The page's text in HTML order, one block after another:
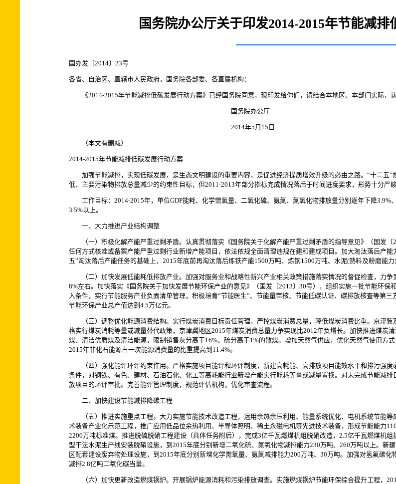
国务院办公厅关于印发2014-2015年节能减
国办发〔2014〕23号
各省、自治区、直辖市人民政府，国务院各部委、各直属机构：
《2014-2015年节能减排低碳发展行动方案》已经国务院同意，现印发给你们，请结合本地区、本部门实际，认
国务院办公厅
2014年5月15日
（本文有删减）
2014-2015年节能减排低碳发展行动方案
加强节能减排，实现低碳发展，是生态文明建设的重要内容，是促进经济提质增效升级的必由之路。“十二五”
低、主要污染物排放总量减少的约束性目标，但2011-2013年部分指标完成情况落后于时间进度要求，形势十分严
工作目标：2014-2015年，单位GDP能耗、化学需氧量、二氧化硫、氨氮、氮氧化物排放量分别逐年下降3.9%
3.5%以上。
一、大力推进产业结构调整
（一）积极化解产能严重过剩矛盾。认真贯彻落实《国务院关于化解产能严重过剩矛盾的指导意见》（国发〔
任何方式核准或备案产能严重过剩行业新增产能项目，依法依规全面清理违规在建和建成项目。加大淘汰落后产
五”淘汰落后产能任务的基础上，2015年底前再淘汰落后炼铁产能1500万吨、炼钢1500万吨、水泥(熟料及粉磨能力
（二）加快发展低能耗低排放产业。加强对服务业和战略性新兴产业相关政策措施落实情况的督促检查，力争
8%左右。加快落实《国务院关于加快发展节能环保产业的意见》（国发〔2013〕30号），组织实施一批节能环
入条件，实行节能服务产业负面清单管理，积极培育“节能医生”、节能量审核、节能低碳认证、碳排放核查等第
节能环保产业总产值达到4.5万亿元。
（三）调整优化能源消费结构。实行煤炭消费目标责任管理，严控煤炭消费总量，降低煤炭消费比重。京津冀
格实行煤炭消耗等量或减量替代政策，京津冀地区2015年煤炭消费总量力争实现比2012年负增长。加快推进煤炭
煤、清洁优质煤及清洁能源，限制销售灰分高于16%、硫分高于1%的散煤。增加天然气供应，优化天然气使用方
2015年非化石能源占一次能源消费量的比重提高到11.4%。
（四）强化能评环评约束作用。严格实施项目能评和环评制度，新建高耗能、高排放项目能效水平和排污强度
条件，对钢铁、有色、建材、石油石化、化工等高耗能行业新增产能实行能耗等量或减量置换。对未完成节能减
放项目的环评审批。完善能评管理制度，规范评估机构，优化审查流程。
二、加快建设节能减排降碳工程
（五）推进实施重点工程。大力实施节能技术改造工程，运用余热余压利用、能量系统优化、电机系统节能等
术装备产业化示范工程，推广应用低品位余热利用、半导体照明、稀土永磁电机等先进技术装备，形成节能能力
2200万吨标准煤。推进脱硫脱硝工程建设（具体任务附后），完成3亿千瓦燃煤机组脱硝改造，2.5亿千瓦燃煤机
型干法水泥生产线安装脱硝设施，到2015年底分别新增二氧化硫、氮氧化物减排能力230万吨、260万吨以上。新
区配套建设废弃物处理设施，到2015年底分别新增化学需氧量、氨氮减排能力200万吨、30万吨。加强对氢氟碳
减排2.8亿吨二氧化碳当量。
（六）加快更新改造燃煤锅炉。开展锅炉能源消耗和污染排放调查。实施燃煤锅炉节能环保综合提升工程，